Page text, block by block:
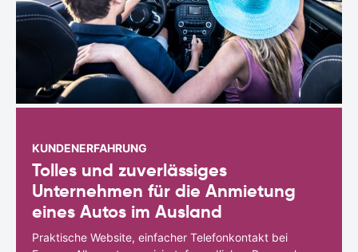
KUNDENERFAHRUNG
Tolles und zuverlässiges
Unternehmen für die Anmietung
eines Autos im Ausland
Praktische Website, einfacher Telefonkontakt bei